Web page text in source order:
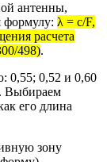
антенны,
формулу: λ = c/F,
расчета
498).
0,55; 0,52 и 0,60
Выбираем
его длина
зону